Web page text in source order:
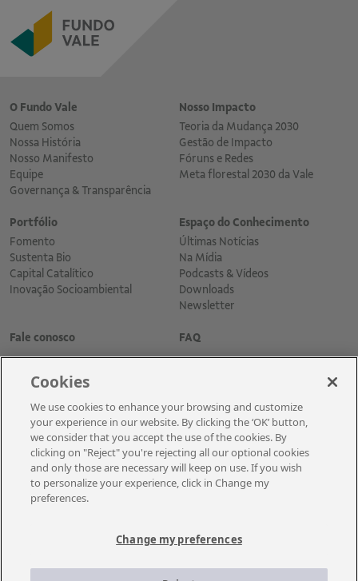
O Fundo Vale
Quem Somos
Nossa História
Nosso Manifesto
Equipe
Governança & Transparência
Nosso Impacto
Teoria da Mudança 2030
Gestão de Impacto
Fóruns e Redes
Meta florestal 2030 da Vale
Portfólio
Fomento
Sustenta Bio
Capital Catalítico
Inovação Socioambiental
Espaço do Conhecimento
Últimas Notícias
Na Mídia
Podcasts & Vídeos
Downloads
Newsletter
Fale conosco FAQ
Cadastre-se para receber as novidades
Cookies
We use cookies to enhance your browsing and customize
your experience in our website. By clicking the ‘OK’ button,
we consider that you accept the use of the cookies. By
clicking on "Reject" you're rejecting all our optional cookies
and only those are necessary will keep on use. If you wish
to personalize your experience, click in Change my
preferences.
Change my preferences